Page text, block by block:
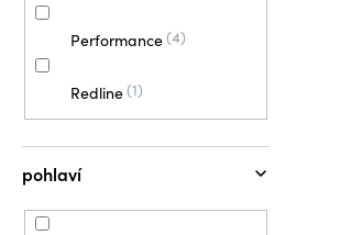
Performance 4
Redline 1
pohlaví